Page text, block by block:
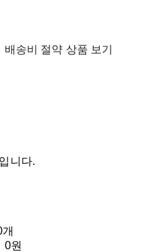
송비 절약 상품 보기
니다.
개
0원